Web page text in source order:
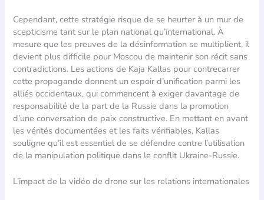
Cependant, cette stratégie risque de se heurter à un mur de
scepticisme tant sur le plan national qu’international. À
mesure que les preuves de la désinformation se multiplient, il
devient plus difficile pour Moscou de maintenir son récit sans
contradictions. Les actions de Kaja Kallas pour contrecarrer
cette propagande donnent un espoir d’unification parmi les
alliés occidentaux, qui commencent à exiger davantage de
responsabilité de la part de la Russie dans la promotion
d’une conversation de paix constructive. En mettant en avant
les vérités documentées et les faits vérifiables, Kallas
souligne qu’il est essentiel de se défendre contre l’utilisation
de la manipulation politique dans le conflit Ukraine-Russie.
L’impact de la vidéo de drone sur les relations internationales